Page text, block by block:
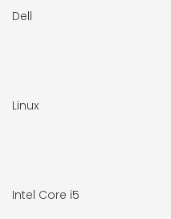
Dell
Linux
Intel Core i5